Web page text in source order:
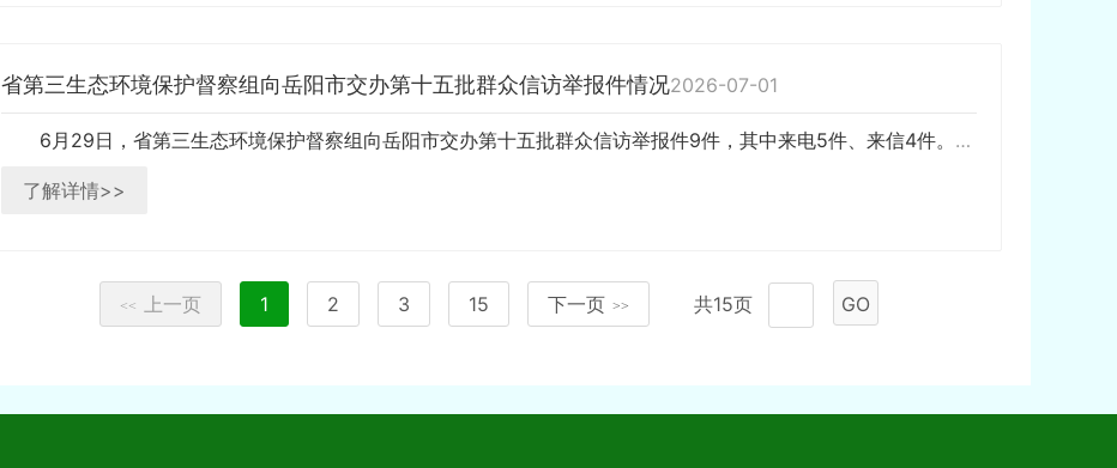
省第三生态环境保护督察组向岳阳市交办第十五批群众信访举报件情况2026-07-01
6月29日，省第三生态环境保护督察组向岳阳市交办第十五批群众信访举报件9件，其中来电5件、来信4件。本批交办的信访举报件涉及平江县2件、湘阴县1件、汨罗市2件、岳阳楼区1件、云溪区1件、南湖新区1件、屈原管理区1件。涉及大气方面问题5件、水方面问题1件、噪声方面问题4件、其他…
了解详情>>
<< 上一页 1 2 3 15 下一页 >> 共15页 GO